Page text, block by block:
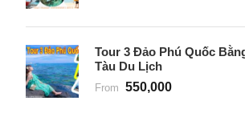
Tour 3 Đảo Phú Quốc
Tàu Du Lịch
From 550,000